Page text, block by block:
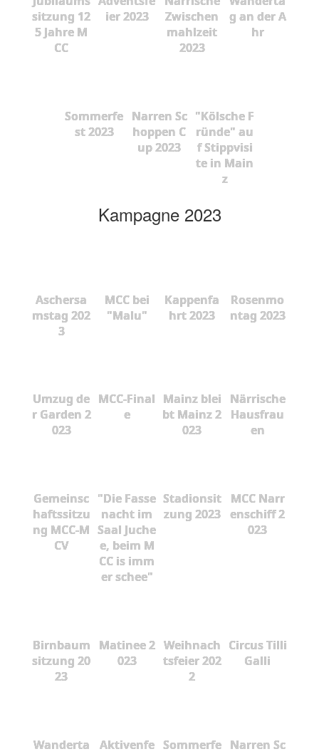
sitzung 12
5 Jahre M
CC
ier 2023
Zwischen
mahlzeit
2023
g an der A
hr
Sommerfe
st 2023
Narren Sc
hoppen C
up 2023
"Kölsche F
ründe" au
f Stippvisi
te in Main
z
Kampagne 2023
Aschersa
mstag 202
3
MCC bei
"Malu"
Kappenfa
hrt 2023
Rosenmo
ntag 2023
Umzug de
r Garden 2
023
MCC-Final
e
Mainz blei
bt Mainz 2
023
Närrische
Hausfrau
en
Gemeinsc
haftssitzu
ng MCC-M
CV
"Die Fasse
nacht im
Saal Juche
e, beim M
CC is imm
er schee"
Stadionsit
zung 2023
MCC Narr
enschiff 2
023
Birnbaum
sitzung 20
23
Matinee 2
023
Weihnach
tsfeier 202
2
Circus Tilli
Galli
Wanderta
Aktivenfe Sommerfe Narren Sc